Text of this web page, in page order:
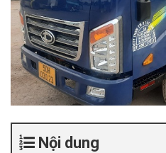
Nội dung